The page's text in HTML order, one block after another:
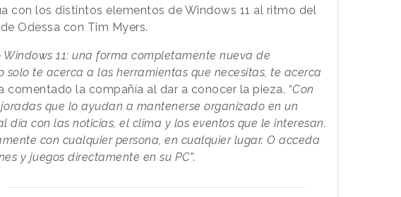
con los distintos elementos de Windows 11 al ritmo del
Odessa con Tim Myers.
Windows 11: una forma completamente nueva de
solo te acerca a las herramientas que necesitas, te acerca
comentado la compañía al dar a conocer la pieza. “Con
que lo ayudan a mantenerse organizado en un
día con las noticias, el clima y los eventos que le interesan.
con cualquier persona, en cualquier lugar. O acceda
y juegos directamente en su PC”.